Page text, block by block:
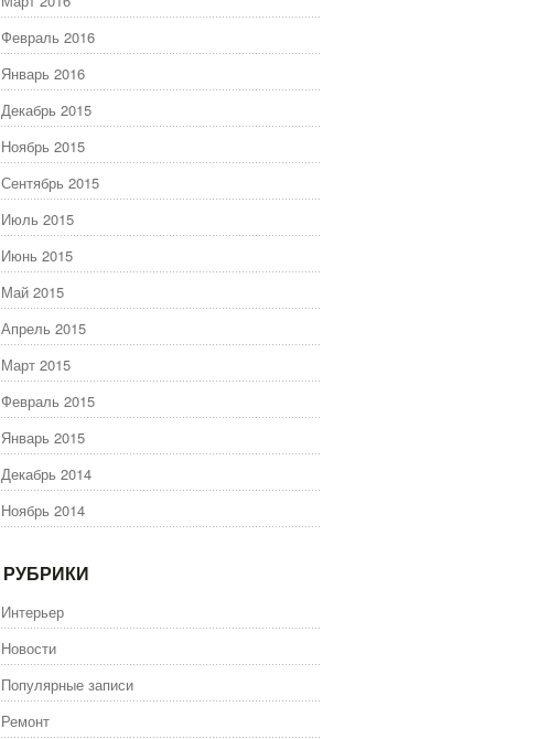
Февраль 2016
Январь 2016
Декабрь 2015
Ноябрь 2015
Сентябрь 2015
Июль 2015
Июнь 2015
Май 2015
Апрель 2015
Март 2015
Февраль 2015
Январь 2015
Декабрь 2014
Ноябрь 2014
РУБРИКИ
Интерьер
Новости
Популярные записи
Ремонт